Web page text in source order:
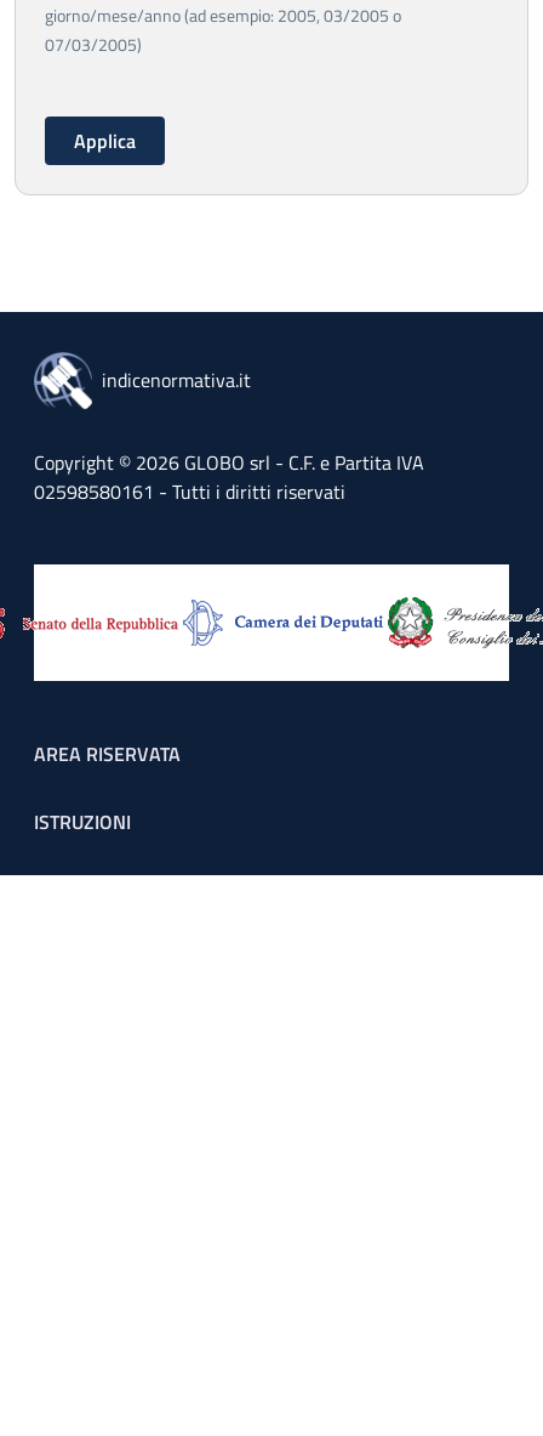
giorno/mese/anno (ad esempio: 2005, 03/2005 o
07/03/2005)
indicenormativa.it
Copyright © 2026 GLOBO srl - C.F. e Partita IVA
02598580161 - Tutti i diritti riservati
Footer menu
AREA RISERVATA
ISTRUZIONI